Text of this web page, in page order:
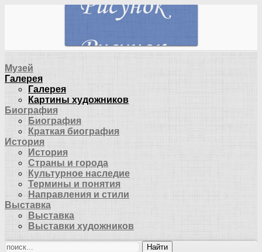
Музей
Галерея
Галерея
Картины художников
Биография
Биография
Краткая биография
История
История
Страны и города
Культурное наследие
Термины и понятия
Направления и стили
Выставка
Выставка
Выставки художников
Найти